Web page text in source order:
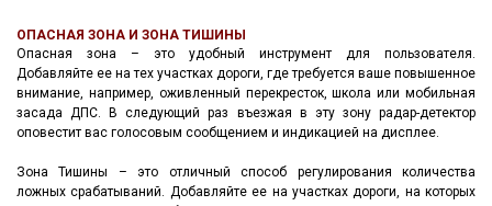
ОПАСНАЯ ЗОНА И ЗОНА ТИШИНЫ
Опасная зона – это удобный инструмент для пользователя.
Добавляйте ее на тех участках дороги, где требуется ваше повышенное
внимание, например, оживленный перекресток, школа или мобильная
засада ДПС. В следующий раз въезжая в эту зону радар-детектор
оповестит вас голосовым сообщением и индикацией на дисплее.
Зона Тишины – это отличный способ регулирования количества
ложных срабатываний. Добавляйте ее на участках дороги, на которых